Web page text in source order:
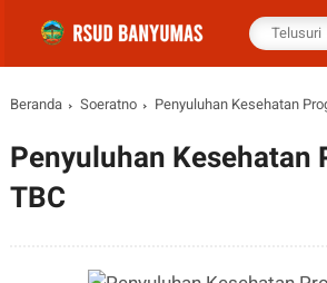
Beranda Soeratno Penyuluhan Kesehatan
Penyuluhan Kesehatan
TBC